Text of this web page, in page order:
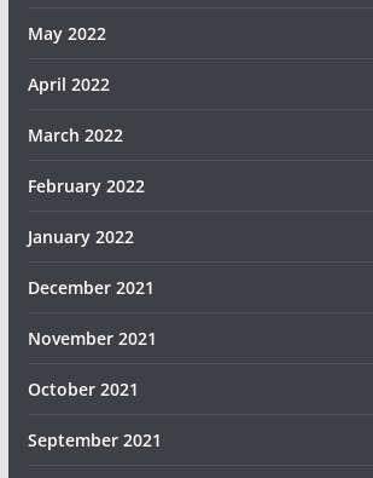
May 2022
April 2022
March 2022
February 2022
January 2022
December 2021
November 2021
October 2021
September 2021